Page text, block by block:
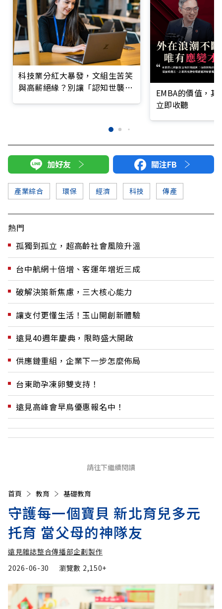
科技業分紅大暴發，文組生苦笑
與高薪絕緣？別讓「認知世襲」
EMBA的價值，
立即收聽
加好友 關注FB
產業綜合 環保 經濟 科技 傳產
熱門
孤獨到孤立，超高齡社會風險升溫
台中航網十倍增、客運年增近三成
破解決策新焦慮，三大核心能力
讓支付更懂生活！玉山開創新體驗
遠見40週年慶典，限時盛大開啟
供應鏈重組，企業下一步怎麼佈局
台東助孕凍卵雙支持！
遠見高峰會早鳥優惠報名中！
請往下繼續閱讀
首頁 教育 基礎教育
守護每一個寶貝 新北育兒多元
托育 當父母的神隊友
遠見雜誌整合傳播部企劃製作
2026-06-30
瀏覽數 2,150+